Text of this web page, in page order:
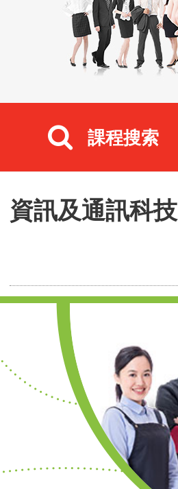
課程搜索
資訊及通訊科技